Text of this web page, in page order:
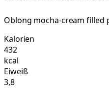
Oblong mocha-cream filled
Kalorien
432
kcal
Eiweiß
3,8